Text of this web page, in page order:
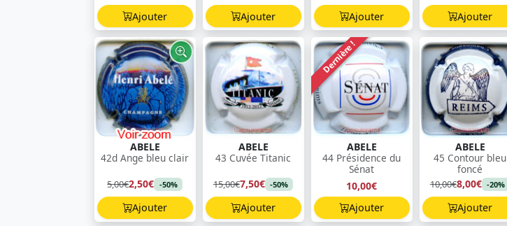
Ajouter Ajouter Ajouter Ajouter
ABELE
42d Ange bleu clair
5,00€2,50€ -50%
Ajouter
ABELE
43 Cuvée Titanic
15,00€7,50€ -50%
Ajouter
Dernière !
ABELE
44 Présidence du
Sénat
10,00€
Ajouter
ABELE
45 Contour bleu
foncé
10,00€8,00€ -20%
Ajouter